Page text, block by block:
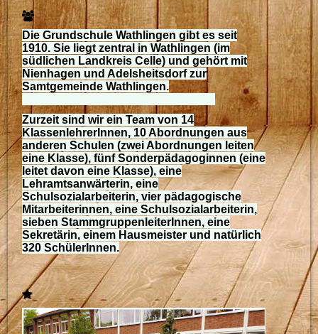
Die Grundschule Wathlingen gibt es seit
1910. Sie liegt zentral in Wathlingen (im
südlichen Landkreis Celle) und gehört mit
Nienhagen und Adelsheitsdorf zur
Samtgemeinde Wathlingen.
Zurzeit sind wir ein Team von 14
KlassenlehrerInnen, 10 Abordnungen aus
anderen Schulen (zwei Abordnungen leiten
eine Klasse), fünf Sonderpädagoginnen (eine
leitet davon eine Klasse), eine
Lehramtsanwärterin, eine
Schulsozialarbeiterin, vier pädagogische
Mitarbeiterinnen, eine Schulsozialarbeiterin,
sieben StammgruppenleiterInnen, eine
Sekretärin, einem Hausmeister und natürlich
320 SchülerInnen.